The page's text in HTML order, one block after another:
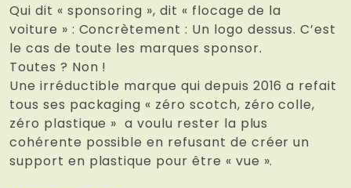
Qui dit « sponsoring », dit « flocage de la
voiture » : Concrètement : Un logo dessus. C’est
le cas de toute les marques sponsor.
Toutes ? Non !
Une irréductible marque qui depuis 2016 a refait
tous ses packaging « zéro scotch, zéro colle,
zéro plastique » a voulu rester la plus
cohérente possible en refusant de créer un
support en plastique pour être « vue ».